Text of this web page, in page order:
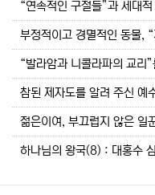
“연속적인 구절들”과 세대
부정적이고 경멸적인 동물, “
“발라암과 니콜라파의 교리
참된 제자도를 알려 주신 예
젊은이여, 부끄럽지 않은 일
하나님의 왕국(8) : 대홍수